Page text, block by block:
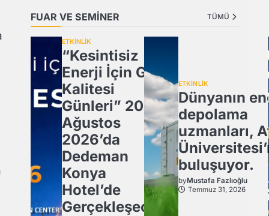
FUAR VE SEMİNER TÜMÜ
ETKİNLİK
“Kesintisiz
Enerji İçin Güç
Kalitesi
Günleri” 20
Ağustos
2026’da
Dedeman
Konya
Hotel’de
Gerçekleşecek
ETKİNLİK
Dünyanın
depolama
uzmanları,
buluşuyor.
byMustafa Fazlıoğlu
Temmuz 31, 2026